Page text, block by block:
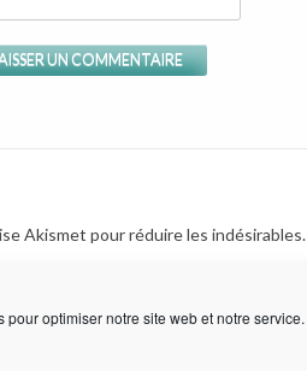
pour optimiser notre site web et notre service.
Akismet pour réduire les indésirables.